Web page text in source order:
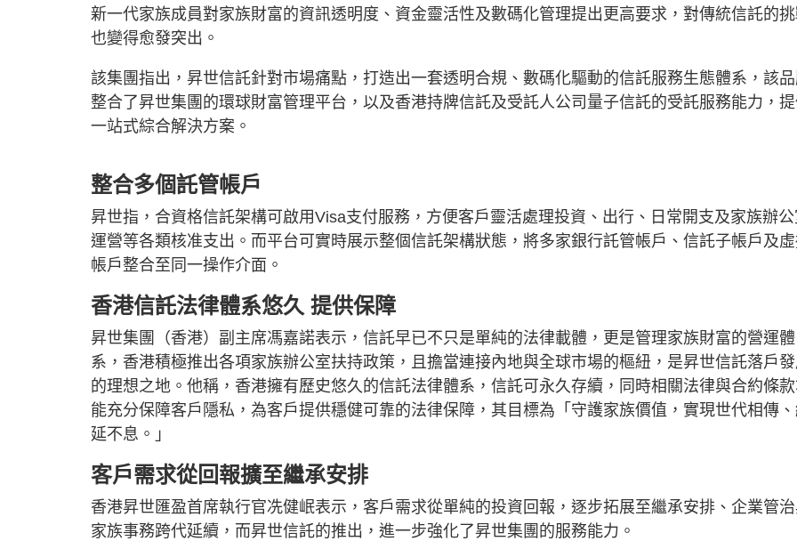
新一代家族成員對家族財富的資訊透明度、資金靈活性及數碼化管理提出更高要求，對傳統信託的
也變得愈發突出。
該集團指出，昇世信託針對市場痛點，打造出一套透明合規、數碼化驅動的信託服務生態體系，該
整合了昇世集團的環球財富管理平台，以及香港持牌信託及受託人公司量子信託的受託服務能力，
一站式綜合解決方案。
整合多個託管帳戶
昇世指，合資格信託架構可啟用Visa支付服務，方便客戶靈活處理投資、出行、日常開支及家族辦
運營等各類核准支出。而平台可實時展示整個信託架構狀態，將多家銀行託管帳戶、信託子帳戶及
帳戶整合至同一操作介面。
香港信託法律體系悠久 提供保障
昇世集團（香港）副主席馮嘉諾表示，信託早已不只是單純的法律載體，更是管理家族財富的營運體
系，香港積極推出各項家族辦公室扶持政策，且擔當連接內地與全球市場的樞紐，是昇世信託落戶
的理想之地。他稱，香港擁有歷史悠久的信託法律體系，信託可永久存續，同時相關法律與合約條
能充分保障客戶隱私，為客戶提供穩健可靠的法律保障，其目標為「守護家族價值，實現世代相傳
延不息。」
客戶需求從回報擴至繼承安排
香港昇世匯盈首席執行官冼健岷表示，客戶需求從單純的投資回報，逐步拓展至繼承安排、企業管
家族事務跨代延續，而昇世信託的推出，進一步強化了昇世集團的服務能力。